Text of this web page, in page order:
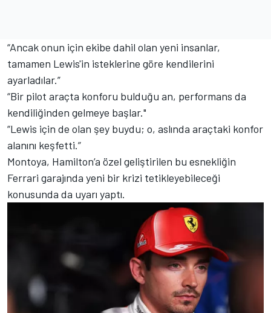
“Ancak onun için ekibe dahil olan yeni insanlar,
tamamen Lewis'in isteklerine göre kendilerini
ayarladılar.”
“Bir pilot araçta konforu bulduğu an, performans da
kendiliğinden gelmeye başlar."
“Lewis için de olan şey buydu; o, aslında araçtaki konfor
alanını keşfetti.”
Montoya, Hamilton’a özel geliştirilen bu esnekliğin
Ferrari garajında yeni bir krizi tetikleyebileceği
konusunda da uyarı yaptı.